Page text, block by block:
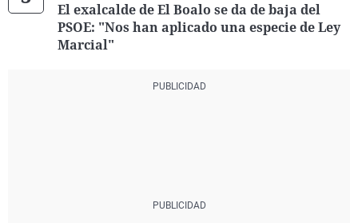
El exalcalde de El Boalo se da de baja del
PSOE: "Nos han aplicado una especie de Ley
Marcial"